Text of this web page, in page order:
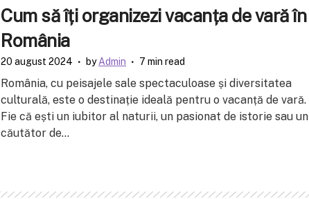
Cum să îți organizezi vacanța de vară în
România
20 august 2024 byAdmin 7 min read
România, cu peisajele sale spectaculoase și diversitatea
culturală, este o destinație ideală pentru o vacanță de vară.
Fie că ești un iubitor al naturii, un pasionat de istorie sau un
căutător de...